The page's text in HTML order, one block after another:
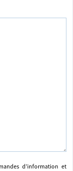
d’information et